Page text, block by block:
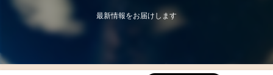
最新情報をお届けします